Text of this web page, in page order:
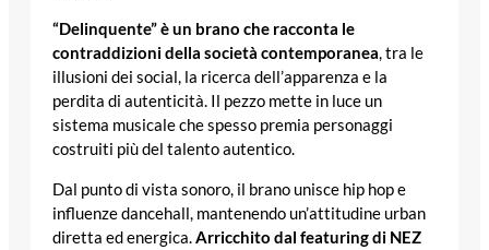
“Delinquente” è un brano che racconta le
contraddizioni della società contemporanea, tra le
illusioni dei social, la ricerca dell’apparenza e la
perdita di autenticità. Il pezzo mette in luce un
sistema musicale che spesso premia personaggi
costruiti più del talento autentico.
Dal punto di vista sonoro, il brano unisce hip hop e
influenze dancehall, mantenendo un’attitudine urban
diretta ed energica.Arricchito dal featuring di NEZ